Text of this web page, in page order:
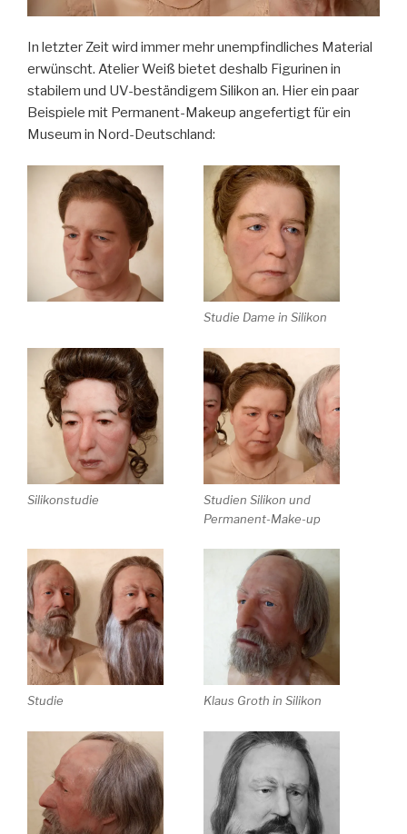
In letzter Zeit wird immer mehr unempfindliches Material
erwünscht. Atelier Weiß bietet deshalb Figurinen in
stabilem und UV-beständigem Silikon an. Hier ein paar
Beispiele mit Permanent-Makeup angefertigt für ein
Museum in Nord-Deutschland:
Studie Dame in Silikon
Silikonstudie
Studien Silikon und
Permanent-Make-up
Studie Klaus Groth in Silikon